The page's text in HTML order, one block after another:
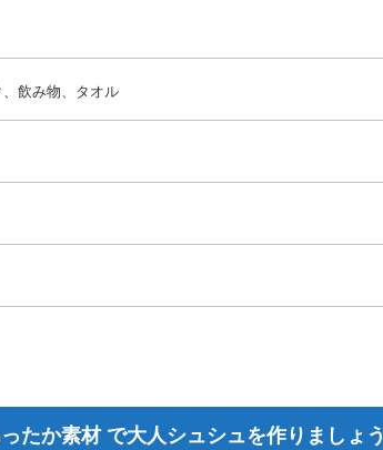
飲み物、タオル
たか素材 で大人シュシュを作りましょう